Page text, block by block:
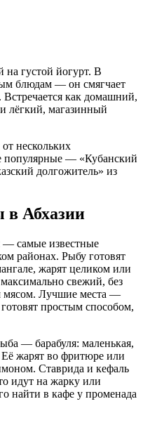
густой йогурт. В
блюдам — он смягчает
как домашний,
лёгкий, магазинный
нескольких
популярные — «Кубанский
долгожитель» из
в Абхазии
самые известные
районах. Рыбу готовят
жарят целиком или
свежий, без
мясом. Лучшие места —
простым способом,
— барабуля: маленькая,
жарят во фритюре или
Ставрида и кефаль
идут на жарку или
найти в кафе у променада